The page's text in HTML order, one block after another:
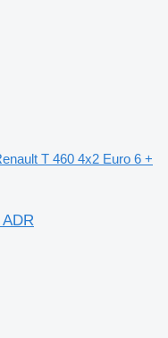
T 460 4x2 Euro 6 +